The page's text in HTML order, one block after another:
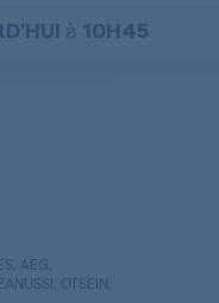
à 10H45
AEG,
OTSEIN,